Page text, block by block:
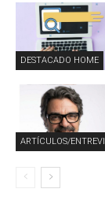
DESTACADO HOME
ARTÍCULOS/